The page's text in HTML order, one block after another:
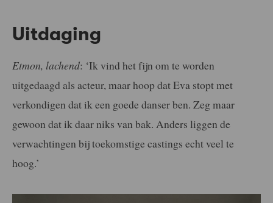
Uitdaging
Etmon, lachend: ‘Ik vind het fijn om te worden
uitgedaagd als acteur, maar hoop dat Eva stopt met
verkondigen dat ik een goede danser ben. Zeg maar
gewoon dat ik daar niks van bak. Anders liggen de
verwachtingen bij toekomstige castings echt veel te
hoog.’